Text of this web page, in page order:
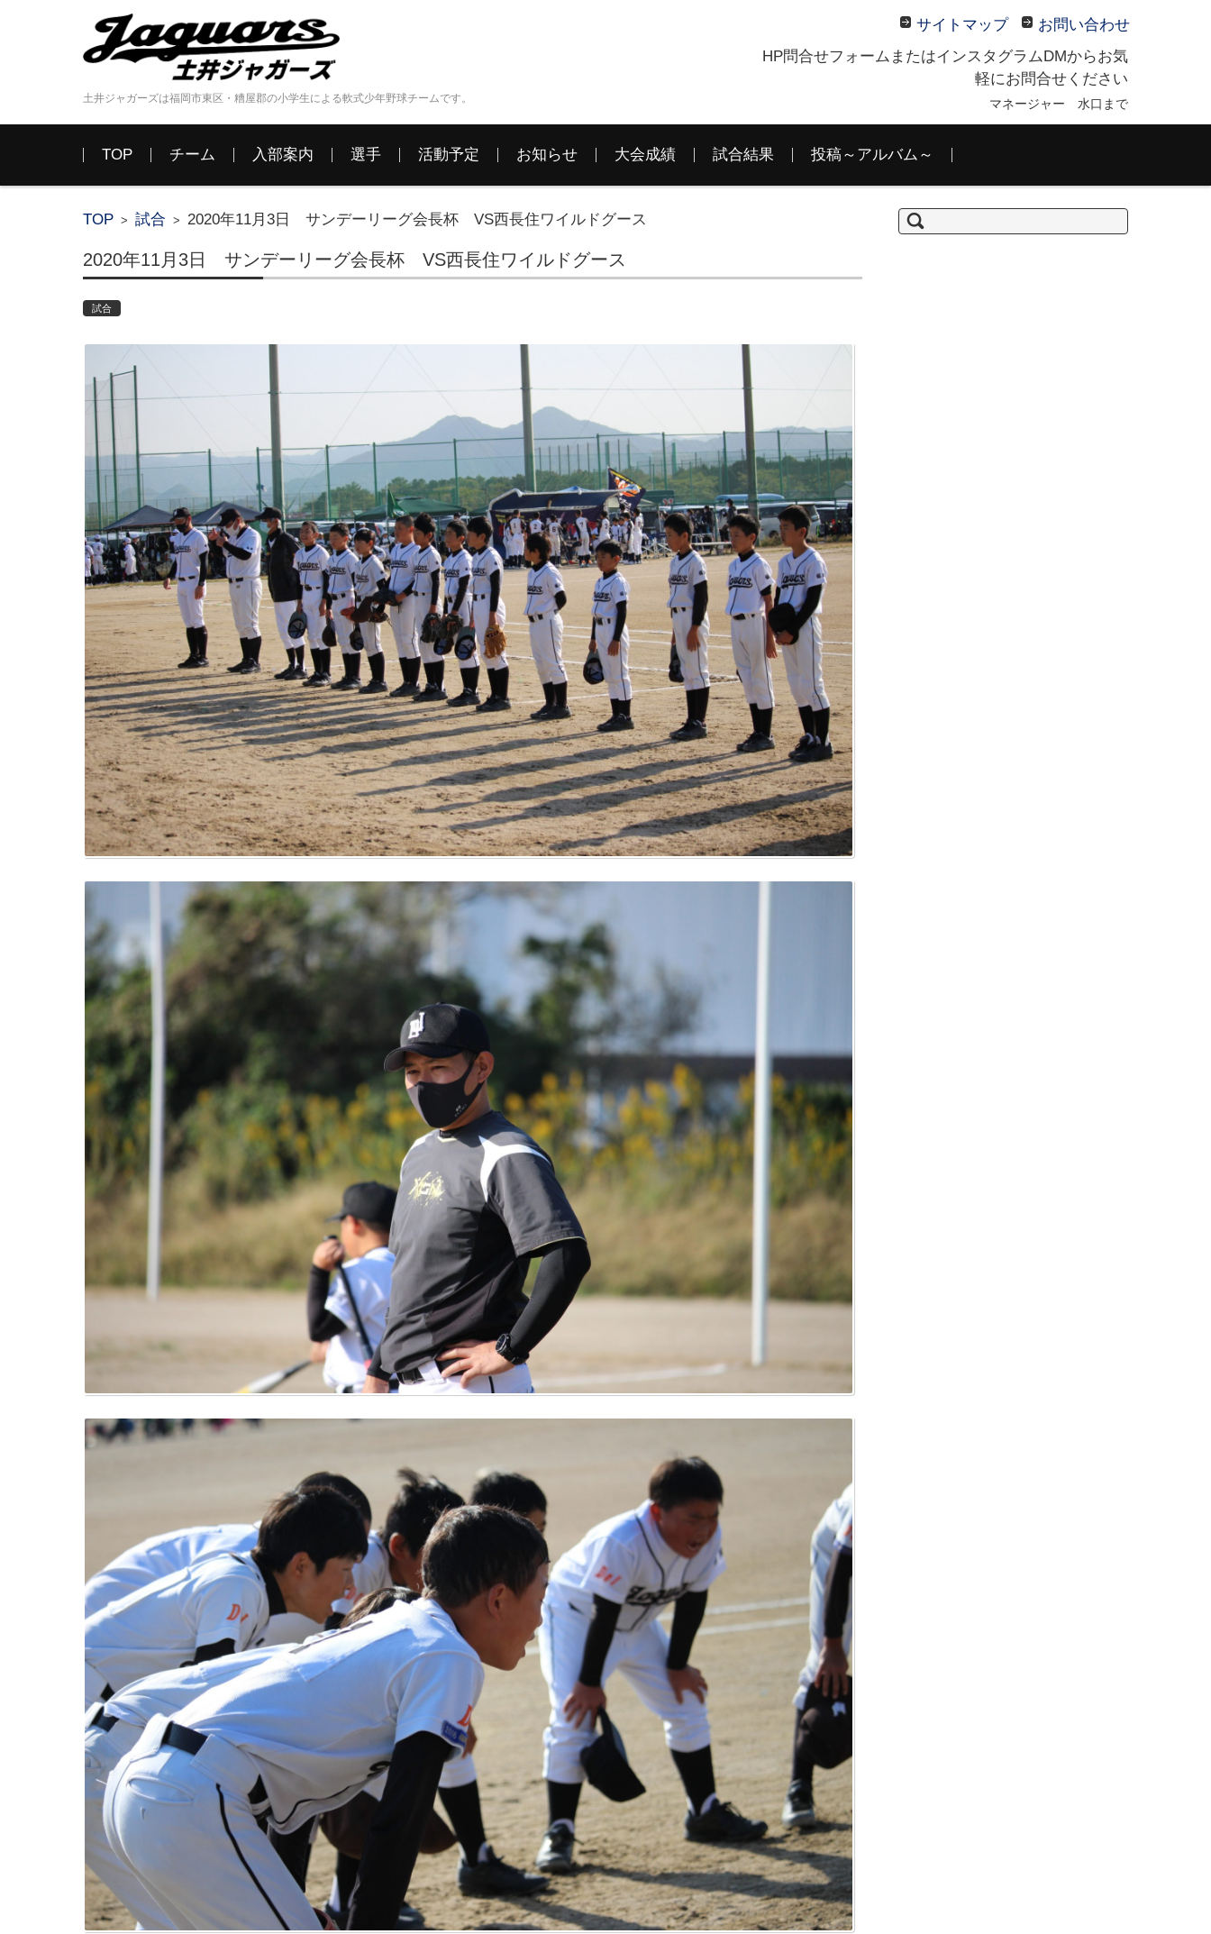
土井ジャガーズは福岡市東区・糟屋郡の小学生による軟式少年野球チームです。
サイトマップ
お問い合わせ
HP問合せフォームまたはインスタグラムDMからお気
軽にお問合せください
マネージャー 水口まで
コンテンツに移動
TOP
チーム 入部案内 選手 活動予定 お知らせ 大会成績 試合結果 投稿～アルバム～
TOP > 試合 > 2020年11月3日 サンデーリーグ会長杯 VS西長住ワイルドグース
2020年11月3日 サンデーリーグ会長杯 VS西長住ワイルドグース
試合
検
索: